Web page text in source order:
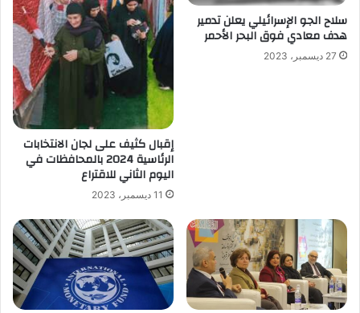
سلاح الجو الإسرائيلي يعلن تدمير
هدف معادي فوق البحر الأحمر
27 ديسمبر، 2023
إقبال كثيف على لجان الانتخابات
الرئاسية 2024 بالمحافظات في
اليوم الثاني للاقتراع
11 ديسمبر، 2023